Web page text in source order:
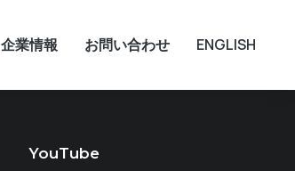
企業情報 お問い合わせ ENGLISH
YouTube